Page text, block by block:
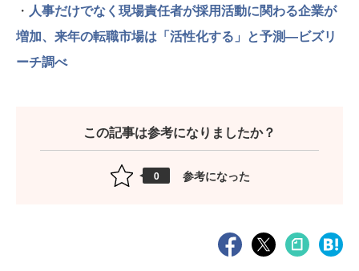
・ 人事だけでなく現場責任者が採用活動に関わる企業が
増加、来年の転職市場は「活性化する」と予測―ビズリ
ーチ調べ
この記事は参考になりましたか？
0 参考になった